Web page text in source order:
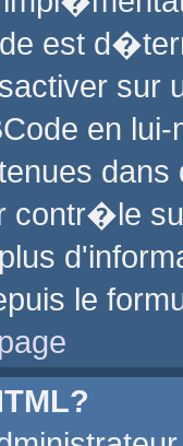
est
sur
en
contr�le
le